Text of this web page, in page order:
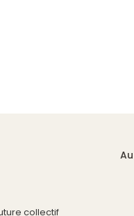
collectif